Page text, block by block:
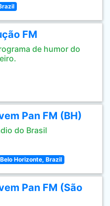
FM
de humor do
Pan FM (BH)
do Brasil
Belo Horizonte, Brazil
Pan FM (São